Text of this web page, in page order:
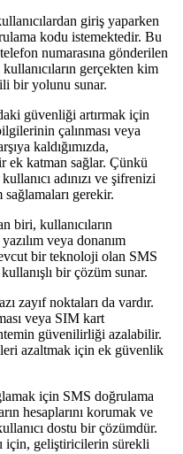
giriş yaparken
kodu istemektedir. Bu
numarasına gönderilen
gerçekten kim
bir yolunu sunar.
güvenliği artırmak için
çalınması veya
kaldığımızda,
ek katman sağlar. Çünkü
adınızı ve şifrenizi
gerekir.
biri, kullanıcıların
veya donanım
bir teknoloji olan SMS
bir çözüm sunar.
zayıf noktaları da vardır.
veya SIM kart
güvenilirliği azalabilir.
azaltmak için ek güvenlik
için SMS doğrulama
hesaplarını korumak ve
dostu bir çözümdür.
için, geliştiricilerin sürekli